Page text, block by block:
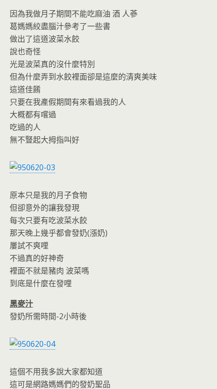
因為我做月子期間不能吃麻油 酒 人蔘
葛媽媽絞盡腦汁參考了一些書
做出了這道波菜水餃
說也奇怪
光是波菜真的沒什麼特別
但為什麼弄到水餃裡面卻是這麼的清爽美味
這道佳餚
只要在我產假期間有來看過我的人
大概都有嚐過
吃過的人
無不豎起大拇指叫好
原本只是我的月子食物
但卻意外的讓我發現
每次只要有吃波菜水餃
那天晚上幾乎都會發奶(漲奶)
屢試不爽哩
不過真的好神奇
裡面不就是豬肉 波菜嗎
到底是什麼在發哩
黑麥汁
發奶所需時間-2小時後
這個不用我多說大家都知道
這可是網路媽媽們的發奶聖品